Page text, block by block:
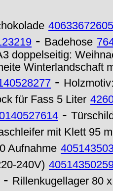
- Badehose
doppelseitig:
Winterlandschaft
-
für Fass 5 Liter
-
mit Klett 95
Aufnahme
240V)
- Rillenkugellager 80